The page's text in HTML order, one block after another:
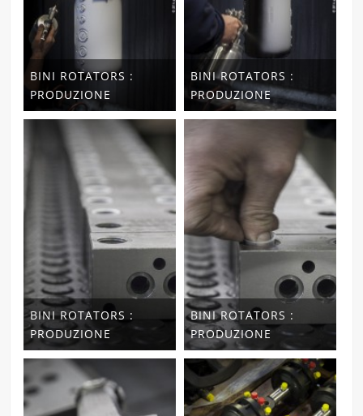
BINI ROTATORS :
PRODUZIONE
BINI ROTATORS :
PRODUZIONE
BINI ROTATORS :
PRODUZIONE
BINI ROTATORS :
PRODUZIONE